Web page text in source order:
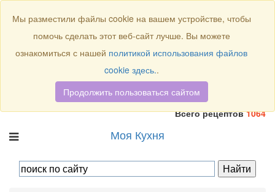
Всего рецептов1064
Моя Кухня
Мы разместили файлы cookie на вашем устройстве, чтобы
помочь сделать этот веб-сайт лучше. Вы можете
ознакомиться с нашей политикой использования файлов
cookie здесь..
Продолжить пользоваться сайтом